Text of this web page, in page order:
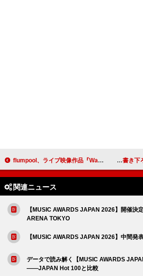
flumpool、ライブ映像作品『Water Story』J写解禁＆FC限定盤収録のSpotify O-WEST公演トレーラー公開 羊文学、Netflixドラ
関連ニュース
【MUSIC AWARDS JAPAN 2026】開催決
ARENA TOKYO
【MUSIC AWARDS JAPAN 2026】中間発
データで読み解く【MUSIC AWARDS
――JAPAN Hot 100と比較